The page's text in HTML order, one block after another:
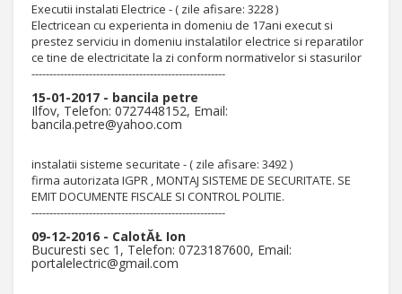
Executii instalati Electrice - ( zile afisare: 3228 )
Electricean cu experienta in domeniu de 17ani execut si
prestez serviciu in domeniu instalatilor electrice si reparatilor
ce tine de electricitate la zi conform normativelor si stasurilor
------------------------------------------------------
15-01-2017 - bancila petre
Ilfov, Telefon: 0727448152, Email:
bancila.petre@yahoo.com
instalatii sisteme securitate - ( zile afisare: 3492 )
firma autorizata IGPR , MONTAJ SISTEME DE SECURITATE. SE
EMIT DOCUMENTE FISCALE SI CONTROL POLITIE.
------------------------------------------------------
09-12-2016 - CalotĂŁ Ion
Bucuresti sec 1, Telefon: 0723187600, Email:
portalelectric@gmail.com